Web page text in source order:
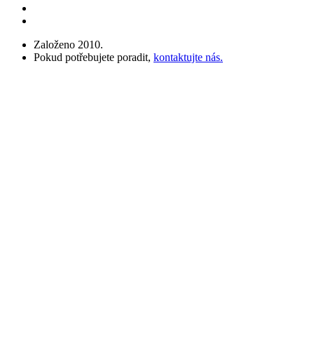
Založeno 2010.
Pokud potřebujete poradit, kontaktujte nás.